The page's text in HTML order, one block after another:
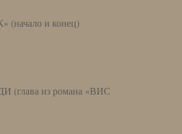
(начало и конец)
(глава из романа «ВИС